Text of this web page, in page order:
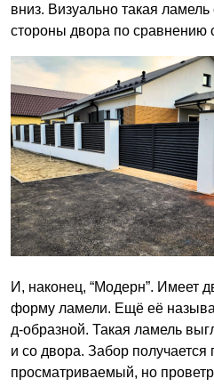
вниз. Визуально такая
стороны двора по сравнению
И, наконец, “Модерн”. Имеет
форму ламели. Ещё её
д-образной. Такая ламель
и со двора. Забор получается
просматриваемый, но